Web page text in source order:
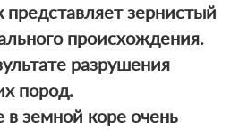
зернистый
происхождения.
разрушения
пород.
в земной коре очень